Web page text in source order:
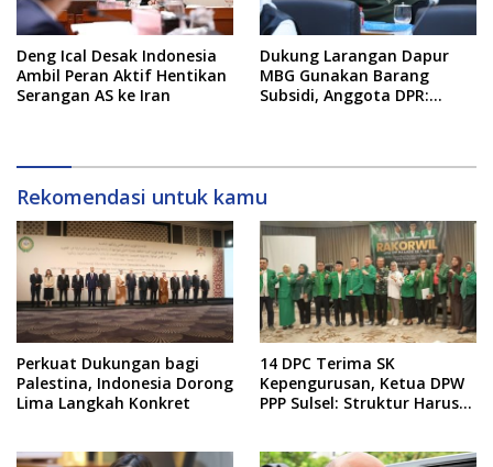
Deng Ical Desak Indonesia
Ambil Peran Aktif Hentikan
Serangan AS ke Iran
Dukung Larangan Dapur
MBG Gunakan Barang
Subsidi, Anggota DPR:
Rekomendasi untuk kamu
Perkuat Dukungan bagi
Palestina, Indonesia Dorong
Lima Langkah Konkret
14 DPC Terima SK
Kepengurusan, Ketua DPW
PPP Sulsel: Struktur Harus